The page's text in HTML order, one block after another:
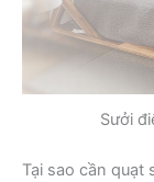
Sưởi
Tại sao cần quạt